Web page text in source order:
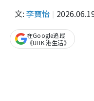
文: 李寶怡
在Google追蹤
《UHK 港生活》